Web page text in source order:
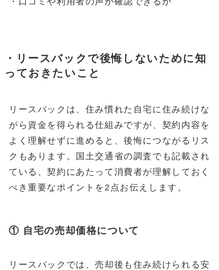
・リースバックで後悔しないために知
っておきたいこと
リースバックは、住み慣れた自宅に住み続けな
がら資金を得られる仕組みですが、契約内容を
よく理解せずに進めると、後悔につながるリス
クもあります。国土交通省の調査でも記載され
ている、契約にあたって消費者が理解しておく
べき重要なポイントを2点お伝えします。
① 自宅の売却価格について
リースバックでは、売却後も住み続けられる安